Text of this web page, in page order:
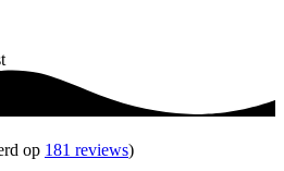
op 181 reviews)